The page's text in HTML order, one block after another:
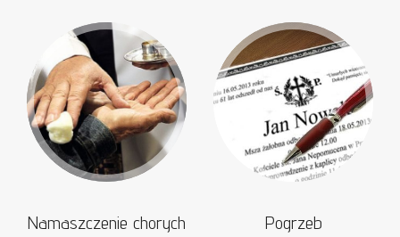
Namaszczenie chorych Pogrzeb